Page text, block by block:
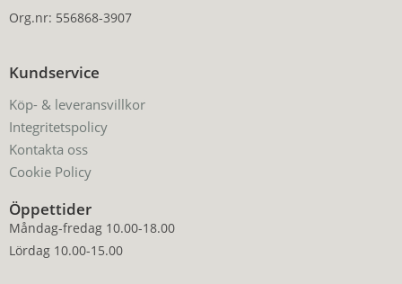
Org.nr: 556868-3907
Kundservice
Köp- & leveransvillkor
Integritetspolicy
Kontakta oss
Cookie Policy
Öppettider
Måndag-fredag 10.00-18.00
Lördag 10.00-15.00